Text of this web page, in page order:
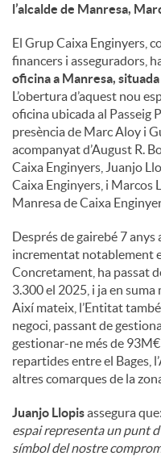
g
u
t
s
l’alcalde de Manresa,
El Grup Caixa Enginyers,
financers i asseguradors,
oficina a Manresa,
L’obertura d’aquest nou
oficina ubicada al Passeig
presència de Marc Aloy i
acompanyat d’August R.
Caixa Enginyers, Juanjo
Caixa Enginyers, i Marcos
Manresa de Caixa
Després de gairebé 7
incrementat notablement
Concretament, ha passat
3.300 el 2025, i ja en suma
Així mateix, l’Entitat
negoci, passant de
gestionar-ne més de
repartides entre el Bages,
altres comarques de la
Juanjo Llopisassegura
espai representa un punt
símbol del nostre